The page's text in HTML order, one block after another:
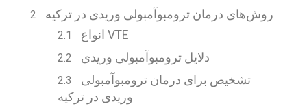
روش‌های درمان ترومبوآمبولی وریدی در ترکیه
انواع VTE
دلایل ترومبوآمبولی وریدی
تشخیص برای درمان ترومبوآمبولی
وریدی در ترکیه